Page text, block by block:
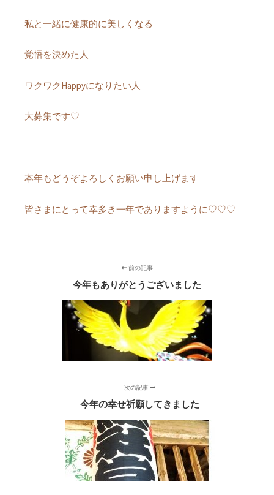
私と一緒に健康的に美しくなる
覚悟を決めた人
ワクワクHappyになりたい人
大募集です♡
本年もどうぞよろしくお願い申し上げます
皆さまにとって幸多き一年でありますように♡♡♡
前の記事
今年もありがとうございました
次の記事
今年の幸せ祈願してきました